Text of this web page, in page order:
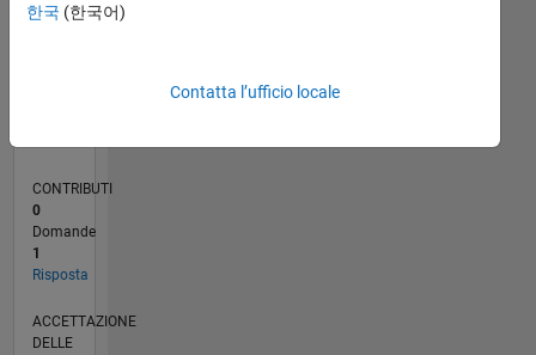
RANK
CONTRIBUTI
0
Domande
1
Risposta
ACCETTAZIONE
DELLE
한국 (한국어)
Contatta l’ufficio locale